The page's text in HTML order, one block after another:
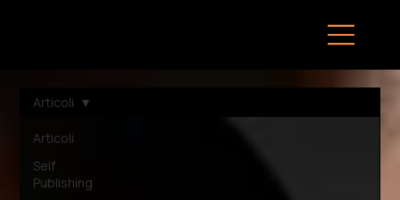
Articoli
Self
Publishing
Articoli